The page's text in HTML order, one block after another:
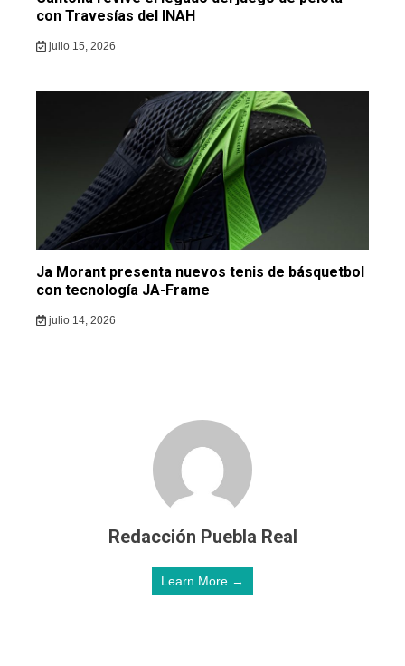
con Travesías del INAH
julio 15, 2026
Ja Morant presenta nuevos tenis de básquetbol
con tecnología JA-Frame
julio 14, 2026
Redacción Puebla Real
Learn More →